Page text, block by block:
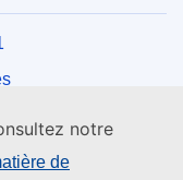
notre
de
de contact
l’UE